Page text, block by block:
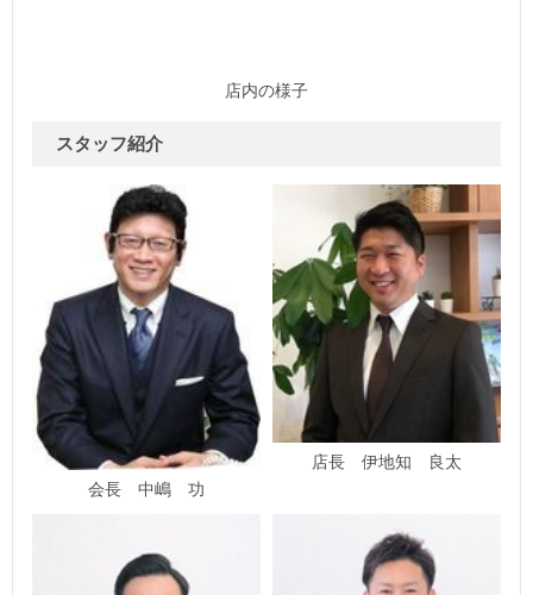
店内の様子
スタッフ紹介
会長 中嶋 功
店長 伊地知 良太